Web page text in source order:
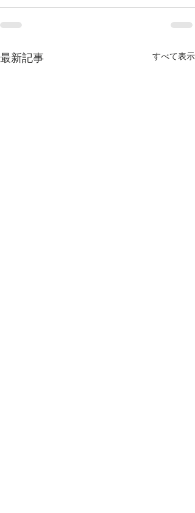
最新記事 すべて表示